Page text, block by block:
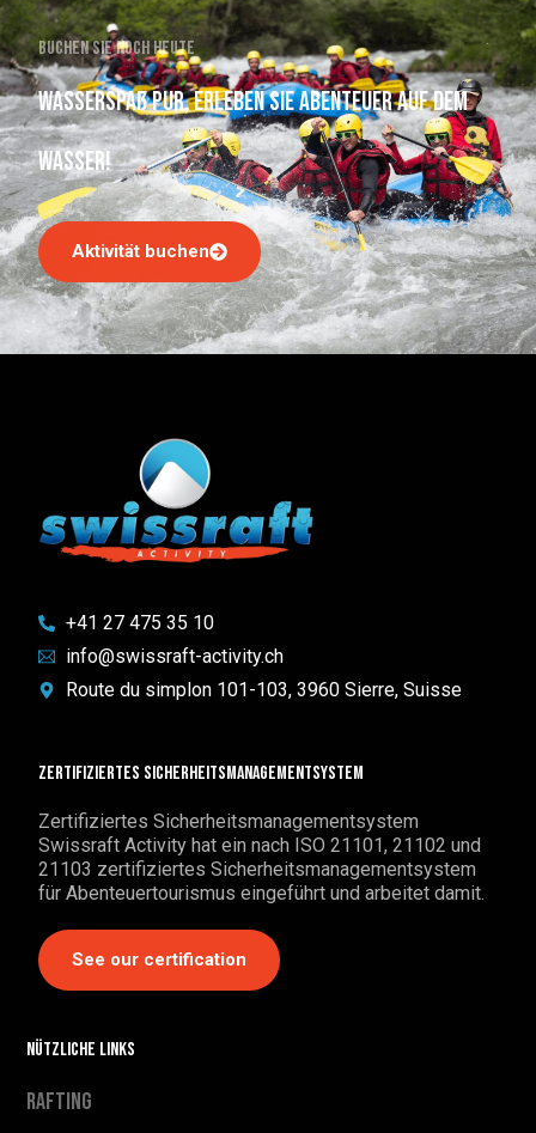
Buchen Sie noch heute
Wasserspaß pur, erleben Sie Abenteuer auf dem
Wasser!
Aktivität buchen
+41 27 475 35 10
info@swissraft-activity.ch
Route du simplon 101-103, 3960 Sierre, Suisse
Zertifiziertes Sicherheitsmanagementsystem
Zertifiziertes Sicherheitsmanagementsystem
Swissraft Activity hat ein nach ISO 21101, 21102 und
21103 zertifiziertes Sicherheitsmanagementsystem
für Abenteuertourismus eingeführt und arbeitet damit.
See our certification
Nützliche Links
Rafting